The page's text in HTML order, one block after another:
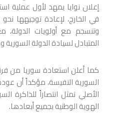
إعلان نوايا يمهد لأول عملية
في الخارج، لإعادة توجيهها
وتنسجم مع أولويات الدولة،
المتبادل لسيادة الدولة
كما أعلن استعادة سوريا من
السورية النفيسة، مؤكداً أن
الأصلي تمثل انتصاراً للذاكرة
الهوية الوطنية بجميع أبعادها.